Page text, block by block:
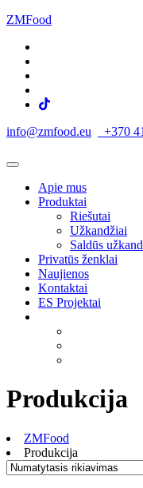
ZMFood
info@zmfood.eu +370
Apie mus
Produktai
Riešutai
Užkandžiai
Saldūs
Privatūs ženklai
Naujienos
Kontaktai
ES Projektai
Produkcija
ZMFood
Produkcija